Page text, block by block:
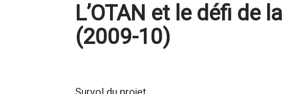
L’OTAN et le défi de
(2009-10)